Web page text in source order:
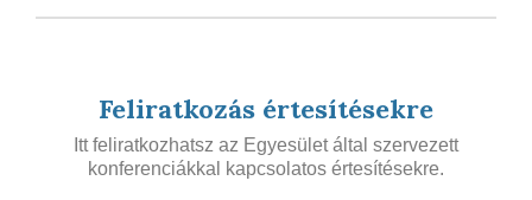
Feliratkozás értesítésekre
Itt feliratkozhatsz az Egyesület által szervezett
konferenciákkal kapcsolatos értesítésekre.